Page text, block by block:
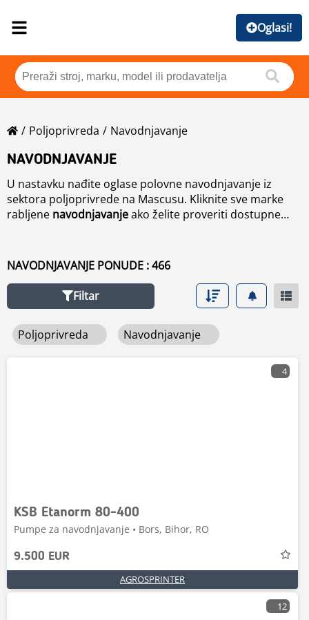
Oglasi!
Poljoprivreda
Navodnjavanje
NAVODNJAVANJE
U nastavku nađite oglase polovne navodnjavanje iz
sektora poljoprivrede na Mascusu. Kliknite sve marke
rabljene navodnjavanje
sa korištenjem navigacije na lijevoj strani.
NAVODNJAVANJE PONUDE : 466
Filtar
Poljoprivreda Navodnjavanje
4
KSB Etanorm 80-400
Pumpe za navodnjavanje • Bors, Bihor, RO
9.500 EUR
AGROSPRINTER
12